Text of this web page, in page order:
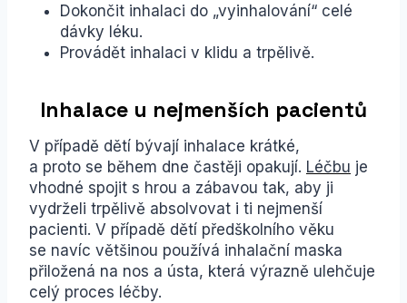
Dokončit inhalaci do „vyinhalování“ celé
dávky léku.
Provádět inhalaci v klidu a trpělivě.
Inhalace u nejmenších pacientů
V případě dětí bývají inhalace krátké,
a proto se během dne častěji opakují. Léčbu je
vhodné spojit s hrou a zábavou tak, aby ji
vydrželi trpělivě absolvovat i ti nejmenší
pacienti. V případě dětí předškolního věku
se navíc většinou používá inhalační maska
přiložená na nos a ústa, která výrazně ulehčuje
celý proces léčby.